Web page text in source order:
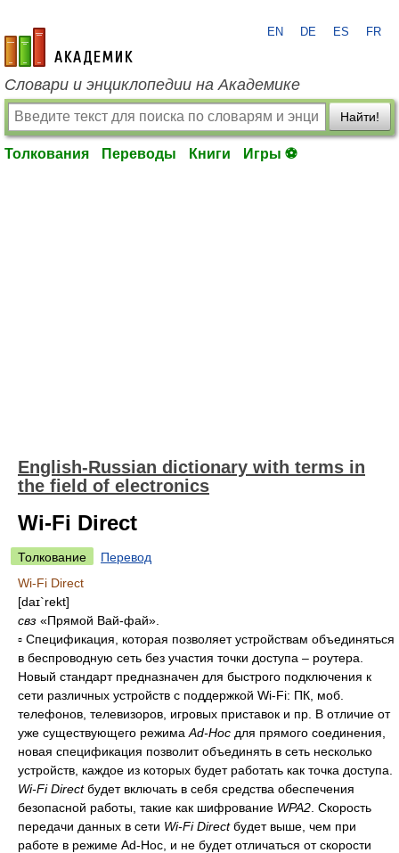
academic.ru
EN DE ES FR
Словари и энциклопедии на Академике
Найти!
Толкования Переводы Книги Игры ⚽
English-Russian dictionary with terms in
the field of electronics
Wi-Fi Direct
Толкование
Перевод
Wi-Fi Direct
[daɪ`rekt]
свз «Прямой Вай-фай».
▫ Спецификация, которая позволяет устройствам объединяться
в беспроводную сеть без участия точки доступа – роутера.
Новый стандарт предназначен для быстрого подключения к
сети различных устройств с поддержкой Wi-Fi: ПК, моб.
телефонов, телевизоров, игровых приставок и пр. В отличие от
уже существующего режима Ad-Hoc для прямого соединения,
новая спецификация позволит объединять в сеть несколько
устройств, каждое из которых будет работать как точка доступа.
Wi-Fi Directбудет включать в себя средства обеспечения
безопасной работы, такие как шифрование WPA2 . Скорость
передачи данных в сети Wi-Fi Directбудет выше, чем при
работе в режиме Ad-Hoc, и не будет отличаться от скорости